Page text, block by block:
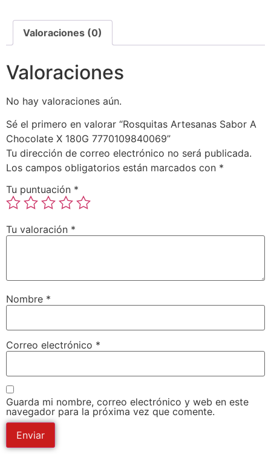
Valoraciones (0)
Valoraciones
No hay valoraciones aún.
Sé el primero en valorar “Rosquitas Artesanas Sabor A
Chocolate X 180G 7770109840069”
Tu dirección de correo electrónico no será publicada.
Los campos obligatorios están marcados con *
Tu puntuación *
Tu valoración *
Nombre *
Correo electrónico *
Guarda mi nombre, correo electrónico y web en este
navegador para la próxima vez que comente.